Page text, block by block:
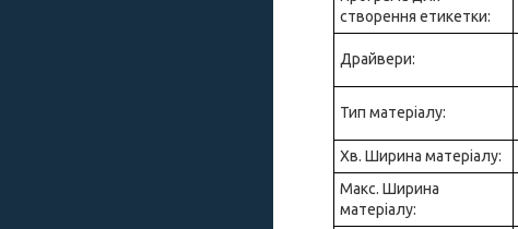
створення етикетки:
Драйвери:
Тип матеріалу:
Хв. Ширина матеріалу:
Макс. Ширина
матеріалу: